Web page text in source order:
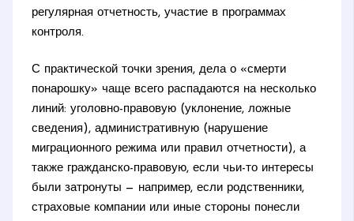
регулярная отчетность, участие в программах
контроля.
С практической точки зрения, дела о «смерти
понарошку» чаще всего распадаются на несколько
линий: уголовно-правовую (уклонение, ложные
сведения), административную (нарушение
миграционного режима или правил отчетности), а
также гражданско-правовую, если чьи-то интересы
были затронуты — например, если родственники,
страховые компании или иные стороны понесли